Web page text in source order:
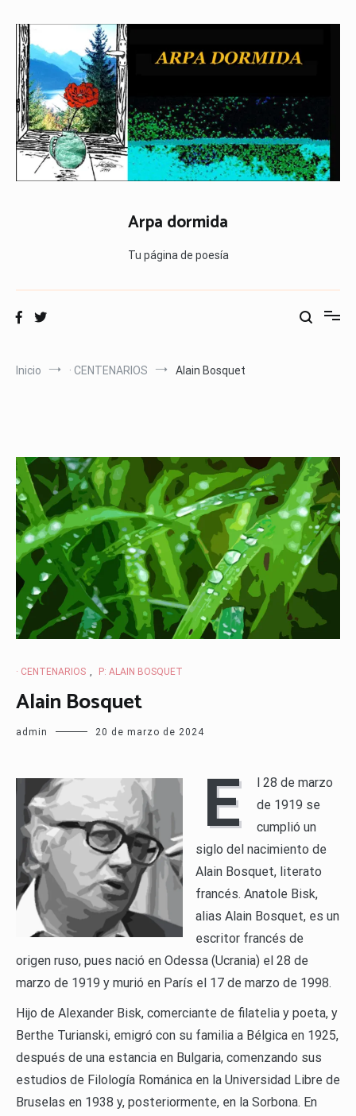
contenido
Arpa dormida
Tu página de poesía
Inicio · CENTENARIOS Alain Bosquet
· CENTENARIOS , P: ALAIN BOSQUET
Alain Bosquet
admin 20 de marzo de 2024
E
l 28 de marzo
de 1919 se
cumplió un
siglo del nacimiento de
Alain Bosquet, literato
francés. Anatole Bisk,
alias Alain Bosquet, es un
escritor francés de
origen ruso, pues nació en Odessa (Ucrania) el 28 de
marzo de 1919 y murió en París el 17 de marzo de 1998.
Hijo de Alexander Bisk, comerciante de filatelia y poeta, y
Berthe Turianski, emigró con su familia a Bélgica en 1925,
después de una estancia en Bulgaria, comenzando sus
estudios de Filología Románica en la Universidad Libre de
Bruselas en 1938 y, posteriormente, en la Sorbona. En